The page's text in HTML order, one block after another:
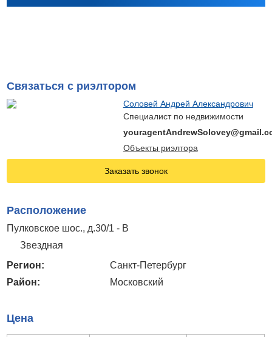
Связаться с риэлтором
Соловей Андрей Александрович
Специалист по недвижимости
Объекты риэлтора
Заказать звонок
Расположение
Пулковское шос., д.30/1 - В
Звездная
Регион:
Санкт-Петербург
Район:
Московский
Цена